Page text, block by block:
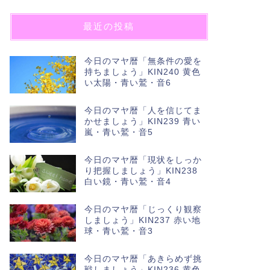
最近の投稿
今日のマヤ暦「無条件の愛を
持ちましょう」KIN240 黄色
い太陽・青い鷲・音6
今日のマヤ暦「人を信じてま
かせましょう」KIN239 青い
嵐・青い鷲・音5
今日のマヤ暦「現状をしっか
り把握しましょう」KIN238
白い鏡・青い鷲・音4
今日のマヤ暦「じっくり観察
しましょう」KIN237 赤い地
球・青い鷲・音3
今日のマヤ暦「あきらめず挑